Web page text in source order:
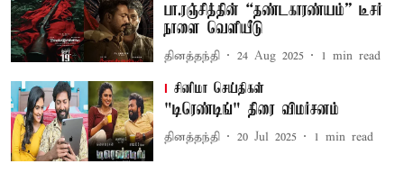
பா.ரஞ்சித்தின் “தண்டகாரண்யம்” டீசர்
நாளை வெளியீடு
தினத்தந்தி 24 Aug 2025 1 min read
சினிமா செய்திகள்
"டிரெண்டிங்" திரை விமர்சனம்
தினத்தந்தி 20 Jul 2025 1 min read